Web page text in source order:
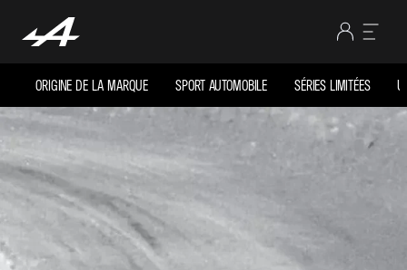
ORIGINE DE LA MARQUE SPORT AUTOMOBILE SÉRIES LIMITÉES